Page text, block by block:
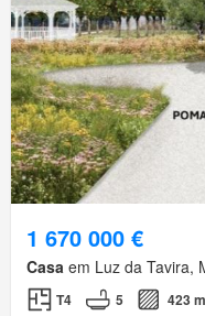
1 670 000 €
Casa em Luz da Tavira,
T4 5 423